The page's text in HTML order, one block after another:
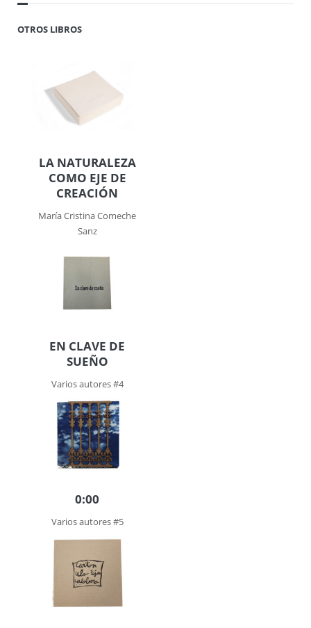
OTROS LIBROS
LA NATURALEZA
COMO EJE DE
CREACIÓN
María Cristina Comeche
Sanz
EN CLAVE DE
SUEÑO
Varios autores #4
0:00
Varios autores #5